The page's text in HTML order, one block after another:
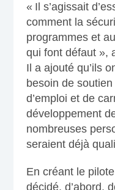
« Il s’agissait
comment la
programmes et
qui font défaut »,
Il a ajouté qu’ils
besoin de
d’emploi et de
développement
nombreuses
seraient déjà
En créant le
décidé, d’abord,